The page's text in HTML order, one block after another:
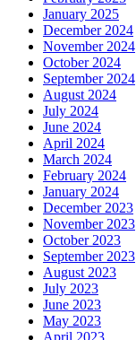
January 2025
December 2024
November 2024
October 2024
September 2024
August 2024
July 2024
June 2024
April 2024
March 2024
February 2024
January 2024
December 2023
November 2023
October 2023
September 2023
August 2023
July 2023
June 2023
May 2023
April 2023